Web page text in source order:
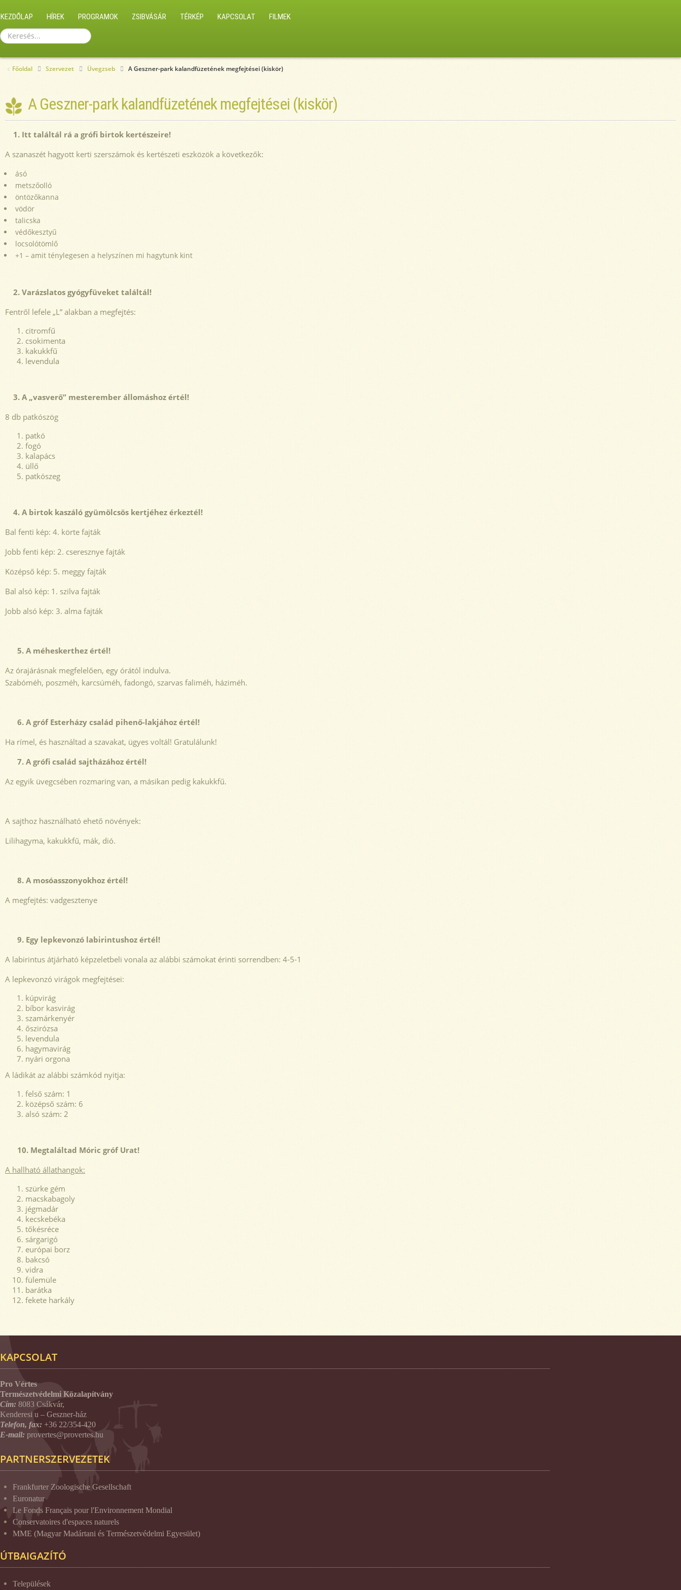
KEZDŐLAP HÍREK PROGRAMOK ZSIBVÁSÁR TÉRKÉP KAPCSOLAT FILMEK
Keresés...
Főoldal Szervezet Üvegzseb A Geszner-park kalandfüzetének megfejtései (kiskör)
A Geszner-park kalandfüzetének megfejtései (kiskör)
1. Itt találtál rá a grófi birtok kertészeire!
A szanaszét hagyott kerti szerszámok és kertészeti eszközök a következők:
ásó
metszőolló
öntözőkanna
vödör
talicska
védőkesztyű
locsolótömlő
+1 – amit ténylegesen a helyszínen mi hagytunk kint
2. Varázslatos gyógyfüveket találtál!
Fentről lefele „L” alakban a megfejtés:
citromfű
csokimenta
kakukkfű
levendula
3. A „vasverő” mesterember állomáshoz értél!
8 db patkószög
patkó
fogó
kalapács
üllő
patkószeg
4. A birtok kaszáló gyümölcsös kertjéhez érkeztél!
Bal fenti kép: 4. körte fajták
Jobb fenti kép: 2. cseresznye fajták
Középső kép: 5. meggy fajták
Bal alsó kép: 1. szilva fajták
Jobb alsó kép: 3. alma fajták
5. A méheskerthez értél!
Az órajárásnak megfelelően, egy órától indulva.
Szabóméh, poszméh, karcsúméh, fadongó, szarvas faliméh, háziméh.
6. A gróf Esterházy család pihenő-lakjához értél!
Ha rímel, és használtad a szavakat, ügyes voltál! Gratulálunk!
7. A grófi család sajtházához értél!
Az egyik üvegcsében rozmaring van, a másikan pedig kakukkfű.
A sajthoz használható ehető növények:
Lilihagyma, kakukkfű, mák, dió.
8. A mosóasszonyokhoz értél!
A megfejtés: vadgesztenye
9. Egy lepkevonzó labirintushoz értél!
A labirintus átjárható képzeletbeli vonala az alábbi számokat érinti sorrendben: 4-5-1
A lepkevonzó virágok megfejtései:
kúpvirág
bíbor kasvirág
szamárkenyér
őszirózsa
levendula
hagymavirág
nyári orgona
A ládikát az alábbi számkód nyitja:
felső szám: 1
középső szám: 6
alsó szám: 2
10. Megtaláltad Móric gróf Urat!
A hallható állathangok:
szürke gém
macskabagoly
jégmadár
kecskebéka
tőkésréce
sárgarigó
európai borz
bakcsó
vidra
fülemüle
barátka
fekete harkály
KAPCSOLAT
Pro Vértes
Természetvédelmi Közalapítvány
Cím: 8083 Csákvár,
Kenderesi u – Geszner-ház
Telefon, fax: +36 22/354-420
E-mail: provertes@provertes.hu
PARTNERSZERVEZETEK
Frankfurter Zoologische Gesellschaft
Euronatur
Le Fonds Français pour l'Environnement Mondial
Conservatoires d'espaces naturels
MME (Magyar Madártani és Természetvédelmi Egyesület)
ÚTBAIGAZÍTÓ
Települések